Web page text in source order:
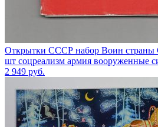
Открытки СССР набор Воин страны
шт соцреализм армия вооруженные
2 949 руб.